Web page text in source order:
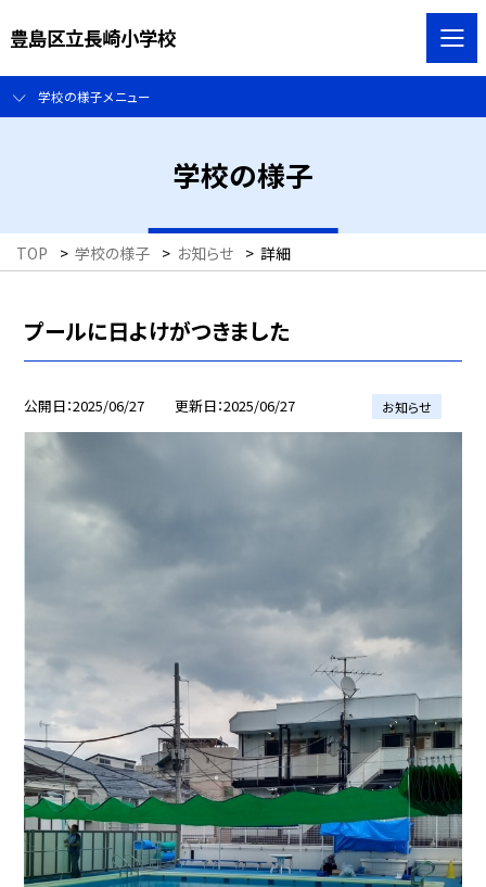
豊島区立長崎小学校
学校の様子メニュー
学校の様子
TOP > 学校の様子 > お知らせ > 詳細
プールに日よけがつきました
公開日 2025/06/27 更新日 2025/06/27 お知らせ